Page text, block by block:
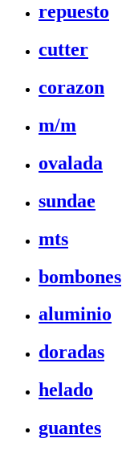
repuesto
cutter
corazon
m/m
ovalada
sundae
mts
bombones
aluminio
doradas
helado
guantes